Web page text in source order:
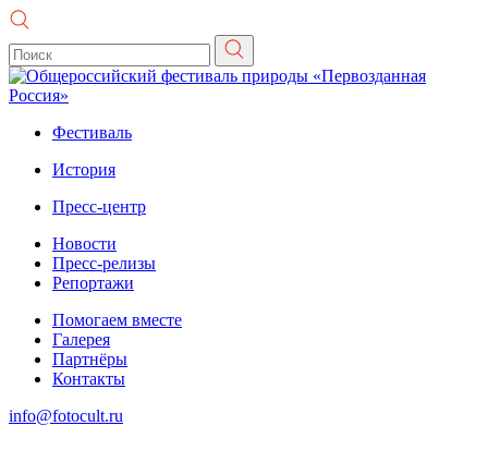
Фестиваль
История
Пресс-центр
Новости
Пресс-релизы
Репортажи
Помогаем вместе
Галерея
Партнёры
Контакты
info@fotocult.ru